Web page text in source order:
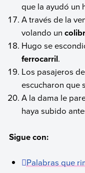
que la ayudó un
A través de la
volando un
Hugo se
ferrocarril.
Los pasajeros
escucharon que
A la dama le
haya subido
Sigue con:
Palabras que